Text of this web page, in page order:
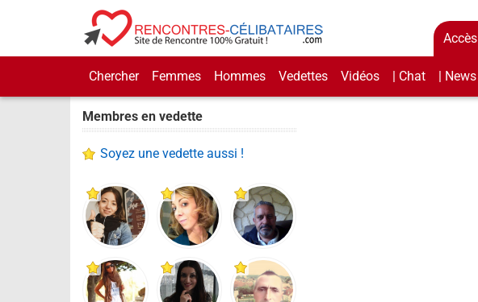
Accès
Chercher Femmes Hommes Vedettes Vidéos | Chat | News
Membres en vedette
Soyez une vedette aussi !